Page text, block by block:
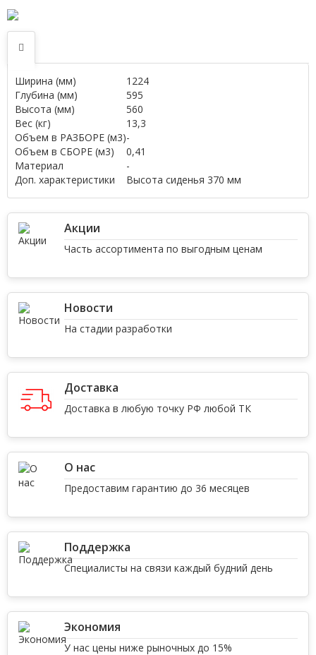
Ширина (мм)
1224
Глубина (мм)
595
Высота (мм)
560
Вес (кг)
13,3
Объем в РАЗБОРЕ (м3)-
Объем в СБОРЕ (м3)
0,41
Материал
-
Доп. характеристики
Высота сиденья 370 мм
Акции
Часть ассортимента по выгодным ценам
Новости
На стадии разработки
Доставка
Доставка в любую точку РФ любой ТК
О нас
Предоставим гарантию до 36 месяцев
Поддержка
Специалисты на связи каждый будний день
Экономия
У нас цены ниже рыночных до 15%